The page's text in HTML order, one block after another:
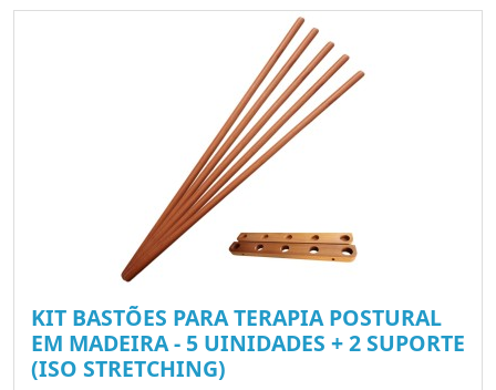
KIT BASTÕES PARA TERAPIA POSTURAL
EM MADEIRA - 5 UINIDADES + 2 SUPORTE
(ISO STRETCHING)